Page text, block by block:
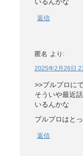
返信
匿名 より:
2025年2月26日
>>ブルプロに
そういや最近
いるんかな
ブルプロはと
返信